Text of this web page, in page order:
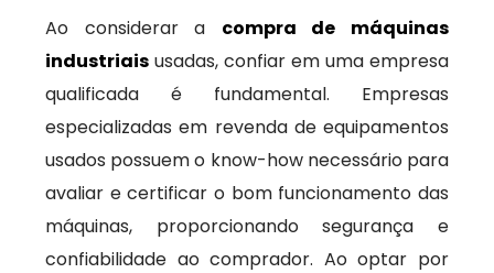
Ao considerar a compra de máquinas
industriais usadas, confiar em uma empresa
qualificada é fundamental. Empresas
especializadas em revenda de equipamentos
usados possuem o know-how necessário para
avaliar e certificar o bom funcionamento das
máquinas, proporcionando segurança e
confiabilidade ao comprador. Ao optar por